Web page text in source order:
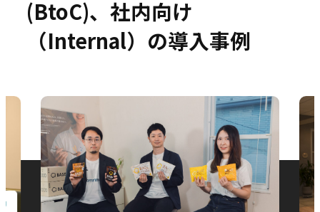
お問い合わせ
(BtoC)、社内向け
（Internal）の導入事例